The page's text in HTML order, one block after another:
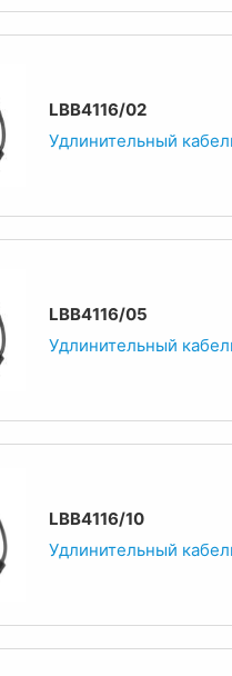
LBB4116/02
Удлинительный
LBB4116/05
Удлинительный
LBB4116/10
Удлинительный